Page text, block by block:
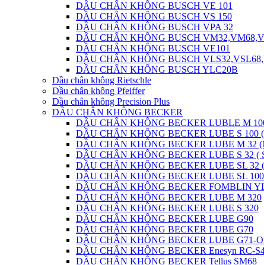
DẦU CHÂN KHÔNG BUSCH VE 101
DẦU CHÂN KHÔNG BUSCH VS 150
DẦU CHÂN KHÔNG BUSCH VPA 32
DẦU CHÂN KHÔNG BUSCH
DẦU CHÂN KHÔNG BUSCH VE101
DẦU CHÂN KHÔNG BUSCH
DẦU CHÂN KHÔNG BUSCH YLC20B
Dầu chân không Rietschle
Dầu chân không Pfeiffer
Dầu chân không Precision Plus
DẦU CHÂN KHÔNG BECKER
DẦU CHÂN KHÔNG BECKER LUBLE M
DẦU CHÂN KHÔNG BECKER LUBE S 100
DẦU CHÂN KHÔNG BECKER LUBE M 32
DẦU CHÂN KHÔNG BECKER LUBE S 32 (
DẦU CHÂN KHÔNG BECKER LUBE SL 32
DẦU CHÂN KHÔNG BECKER LUBE SL
DẦU CHÂN KHÔNG BECKER FOMBLIN
DẦU CHÂN KHÔNG BECKER LUBE M 320
DẦU CHÂN KHÔNG BECKER LUBE S 320
DẦU CHÂN KHÔNG BECKER LUBE G90
DẦU CHÂN KHÔNG BECKER LUBE G70
DẦU CHÂN KHÔNG BECKER LUBE G71-
DẦU CHÂN KHÔNG BECKER Enesyn RC-
DẦU CHÂN KHÔNG BECKER Tellus SM68